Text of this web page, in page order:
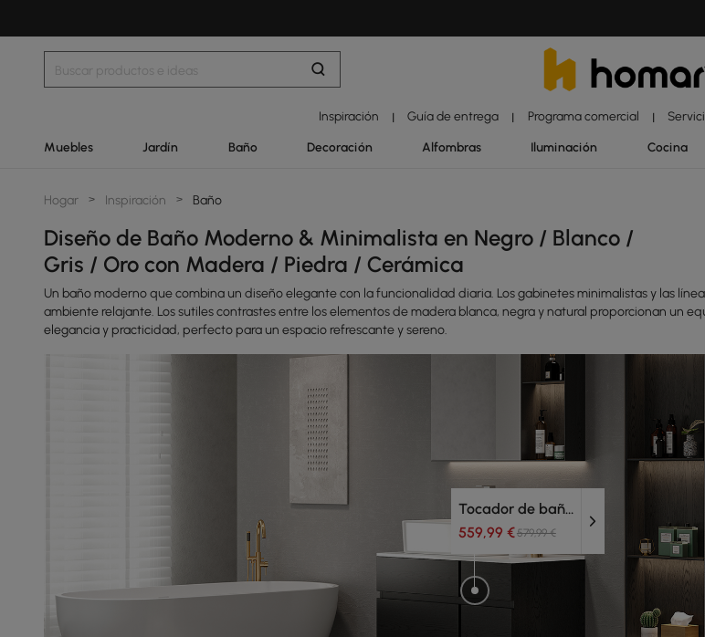
Inspiración | Guía de entrega | Programa comercial |
Muebles Jardín Baño Decoración Alfombras Iluminación Cocina
Hogar > Inspiración > Baño
Diseño de Baño Moderno & Minimalista en Negro / Blanco /
Gris / Oro con Madera / Piedra / Cerámica
Un baño moderno que combina un diseño elegante con la funcionalidad diaria. Los gabinetes minimalistas y las
ambiente relajante. Los sutiles contrastes entre los elementos de madera blanca, negra y natural proporcionan un
elegancia y practicidad, perfecto para un espacio refrescante y sereno.
Tocador de baño con lavabo
559,99 €579,99 €